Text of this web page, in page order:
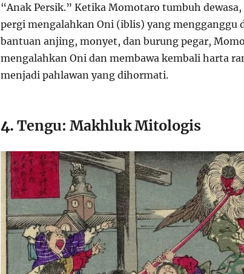
“Anak Persik.” Ketika Momotaro tumbuh
pergi mengalahkan Oni (iblis) yang mengganggu
bantuan anjing, monyet, dan burung pegar,
mengalahkan Oni dan membawa kembali harta
menjadi pahlawan yang dihormati.
4. Tengu: Makhluk Mitologis